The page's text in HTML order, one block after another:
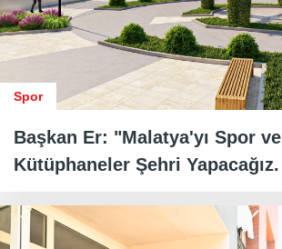
Spor
Başkan Er: "Malatya'yı Spor ve
Kütüphaneler Şehri Yapacağız.